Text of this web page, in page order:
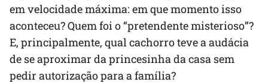
em velocidade máxima: em que momento isso
aconteceu? Quem foi o “pretendente misterioso”?
E, principalmente, qual cachorro teve a audácia
de se aproximar da princesinha da casa sem
pedir autorização para a família?